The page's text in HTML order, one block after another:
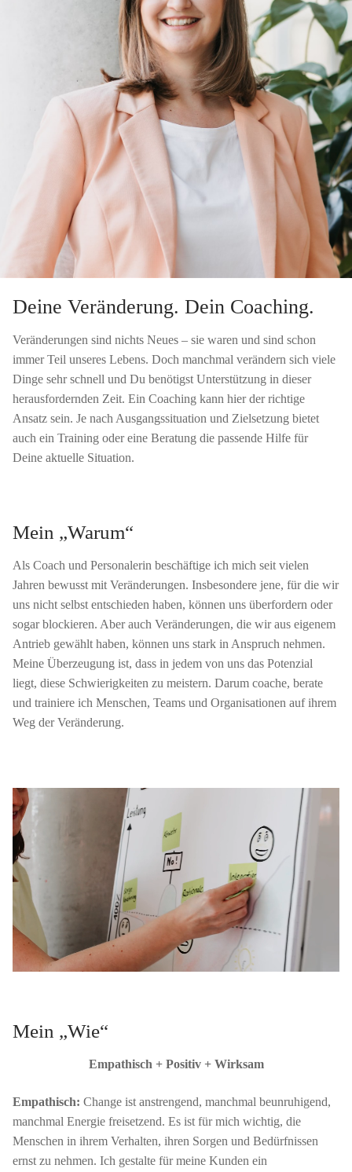
Deine Veränderung. Dein Coaching.
Veränderungen sind nichts Neues – sie waren und sind schon
immer Teil unseres Lebens. Doch manchmal verändern sich viele
Dinge sehr schnell und Du benötigst Unterstützung in dieser
herausfordernden Zeit. Ein Coaching kann hier der richtige
Ansatz sein. Je nach Ausgangssituation und Zielsetzung bietet
auch ein Training oder eine Beratung die passende Hilfe für
Deine aktuelle Situation.
Mein „Warum“
Als Coach und Personalerin beschäftige ich mich seit vielen
Jahren bewusst mit Veränderungen. Insbesondere jene, für die wir
uns nicht selbst entschieden haben, können uns überfordern oder
sogar blockieren. Aber auch Veränderungen, die wir aus eigenem
Antrieb gewählt haben, können uns stark in Anspruch nehmen.
Meine Überzeugung ist, dass in jedem von uns das Potenzial
liegt, diese Schwierigkeiten zu meistern. Darum coache, berate
und trainiere ich Menschen, Teams und Organisationen auf ihrem
Weg der Veränderung.
Mein „Wie“
Empathisch + Positiv + Wirksam
Empathisch: Change ist anstrengend, manchmal beunruhigend,
manchmal Energie freisetzend. Es ist für mich wichtig, die
Menschen in ihrem Verhalten, ihren Sorgen und Bedürfnissen
ernst zu nehmen. Ich gestalte für meine Kunden ein